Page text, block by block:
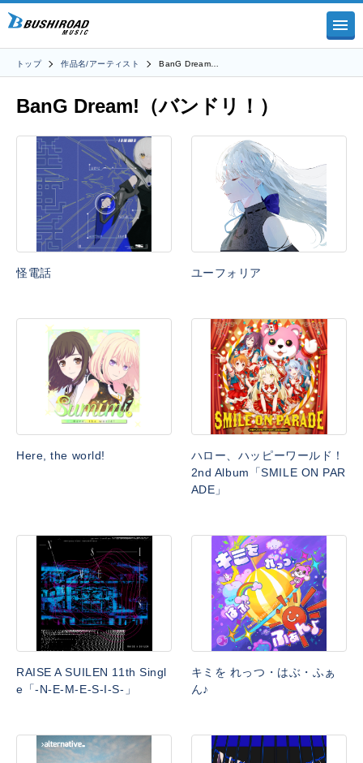
トップ 作品名/アーティスト BanG Dream…
BanG Dream!（バンドリ！）
怪電話 ユーフォリア
Here, the world!
ハロー、ハッピーワールド！
2nd Album「SMILE ON PAR
ADE」
RAISE A SUILEN 11th Singl
e「-N-E-M-E-S-I-S-」
キミを れっつ・はぶ・ふぁ
ん♪